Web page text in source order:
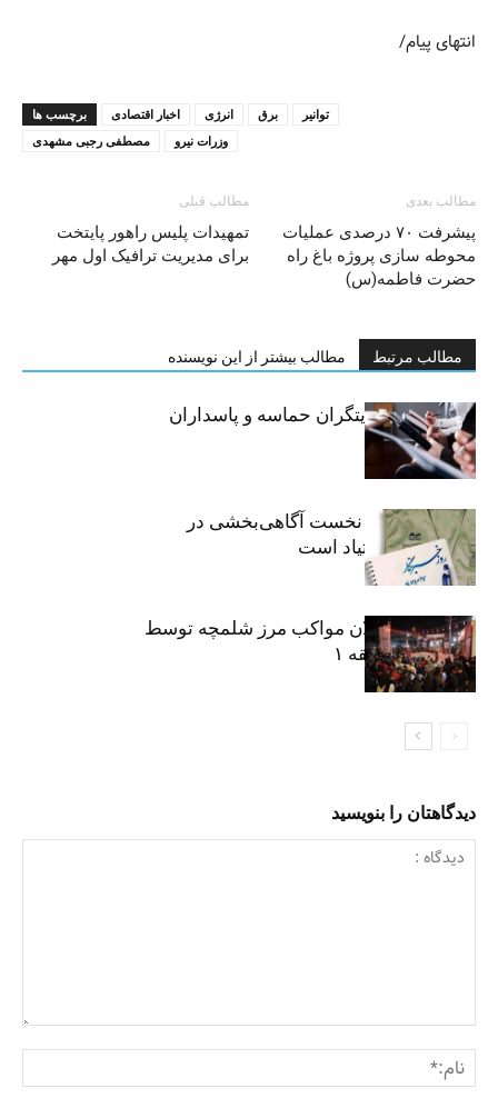
انتهای پیام/
برچسب ها اخبار اقتصادی انرژی برق
توانیر
مصطفی رجبی مشهدی
وزرات نیرو
مطالب قبلی
تمهیدات پلیس راهور پایتخت
برای مدیریت ترافیک اول مهر
مطالب بعدی
پیشرفت ۷۰ درصدی عملیات
محوطه سازی پروژه باغ راه
حضرت فاطمه(س)
مطالب مرتبط مطالب بیشتر از این نویسنده
خبرنگاران، روایتگران حماسه و پاسداران
حقیقت
«رسانه» سنگر نخست آگاهی‌بخشی در
پیشگیری از اعتیاد است
نکوداشت فعالان مواکب مرز شلمچه توسط
شهرداری منطقه ۱
دیدگاهتان را بنویسید